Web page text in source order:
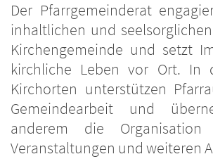
Der Pfarrgemeinderat
inhaltlichen und
Kirchengemeinde und setzt
kirchliche Leben vor Ort. In
Kirchorten unterstützen
Gemeindearbeit und
anderem die
Veranstaltungen und weiteren